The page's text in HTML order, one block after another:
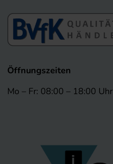
Öffnungszeiten
Mo – Fr: 08:00 – 18:00 Uhr